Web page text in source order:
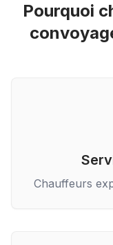
Pourquoi
Chauffeurs